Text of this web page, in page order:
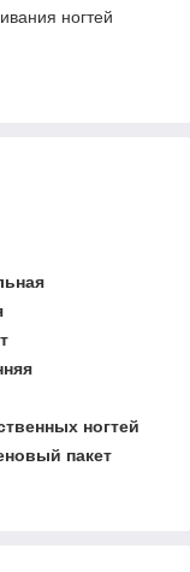
ногтей
ногтей
пакет